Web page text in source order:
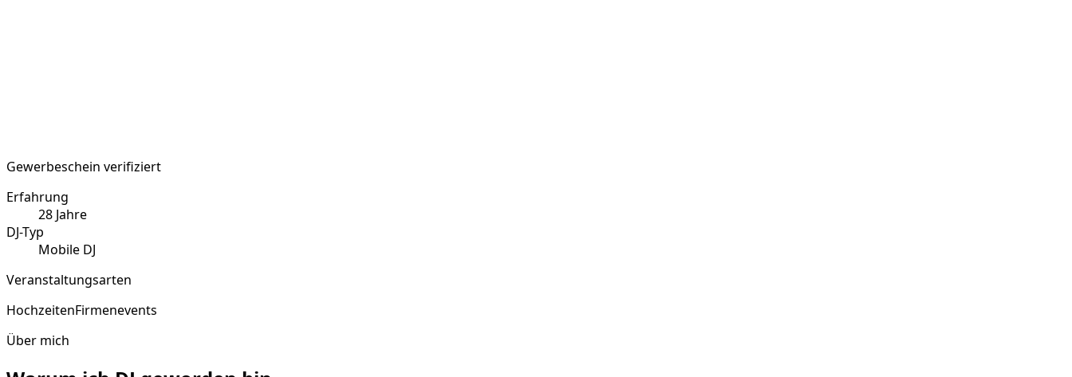
Gewerbeschein verifiziert
Erfahrung
28 Jahre
DJ-Typ
Mobile DJ
Veranstaltungsarten
HochzeitenFirmenevents
Über mich